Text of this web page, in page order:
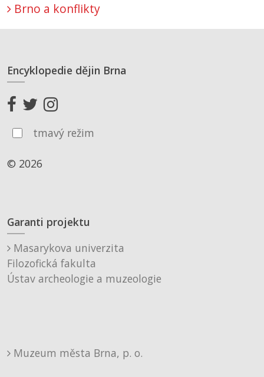
Brno a konflikty
Encyklopedie dějin Brna
tmavý režim
© 2026
Garanti projektu
Masarykova univerzita
Filozofická fakulta
Ústav archeologie a muzeologie
Muzeum města Brna, p. o.